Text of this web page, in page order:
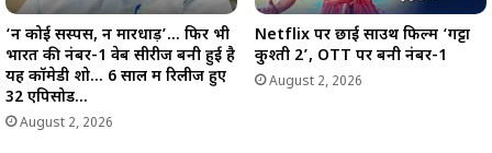
‘न कोई सस्पेंस, न मारधाड़’… फिर भी
भारत की नंबर-1 वेब सीरीज बनी हुई है
यह कॉमेडी शो… 6 साल में रिलीज हुए
32 एपिसोड…
August 2, 2026
Netflix पर छाई साउथ फिल्म ‘गट्टा
कुश्ती 2’, OTT पर बनी नंबर-1
August 2, 2026